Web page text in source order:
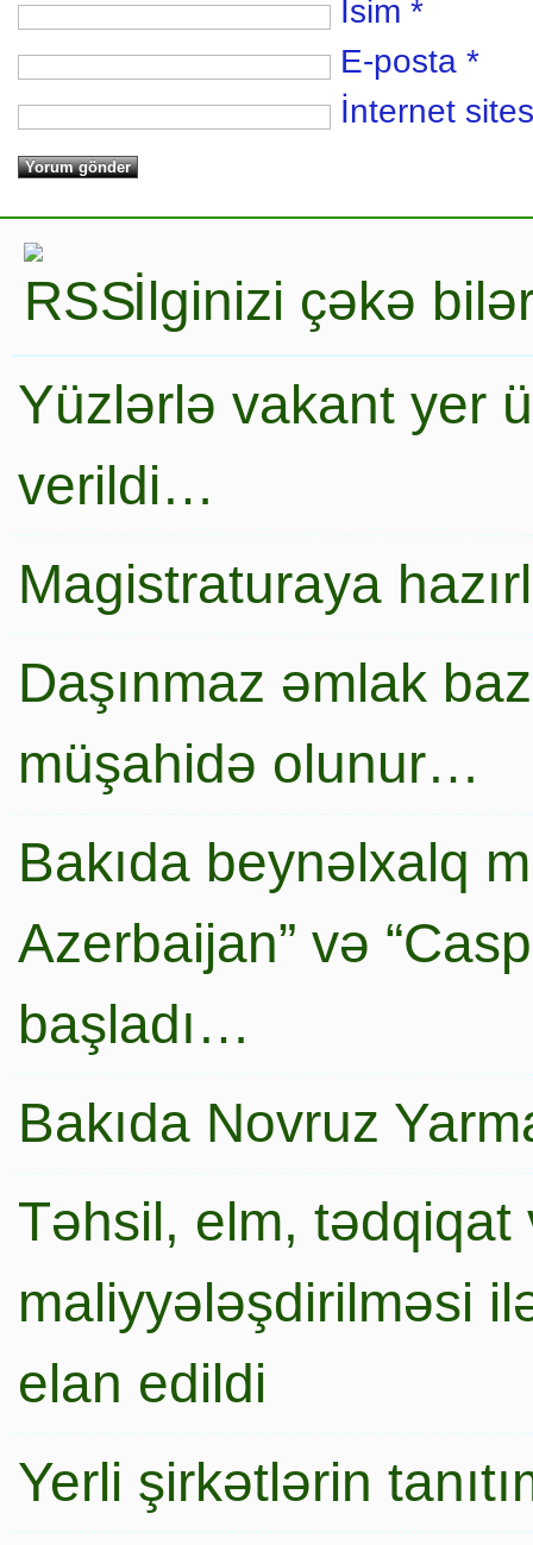
İsim *
E-posta *
İnternet
İlginizi çəkə
Yüzlərlə vakant yer
verildi…
Magistraturaya
Daşınmaz əmlak
müşahidə olunur…
Bakıda beynəlxalq
Azerbaijan” və
başladı…
Bakıda Novruz
Təhsil, elm,
maliyyələşdirilməsi
elan edildi
Yerli şirkətlərin